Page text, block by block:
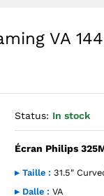
VA
Écran Philips
: Écran
Status: In stock
Écran Philips
▸ Taille : 31.5"
▸ Dalle : VA